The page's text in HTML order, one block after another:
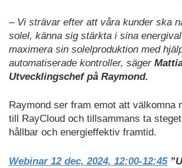
– Vi strävar efter att våra kunder ska
solel, känna sig stärkta i sina
maximera sin solelproduktion med
automatiserade kontroller, säger
Utvecklingschef på Raymond.
Raymond ser fram emot att välkomna
till RayCloud och tillsammans ta
hållbar och energieffektiv framtid.
Webinar 12 dec, 2024, 12:00-12:45